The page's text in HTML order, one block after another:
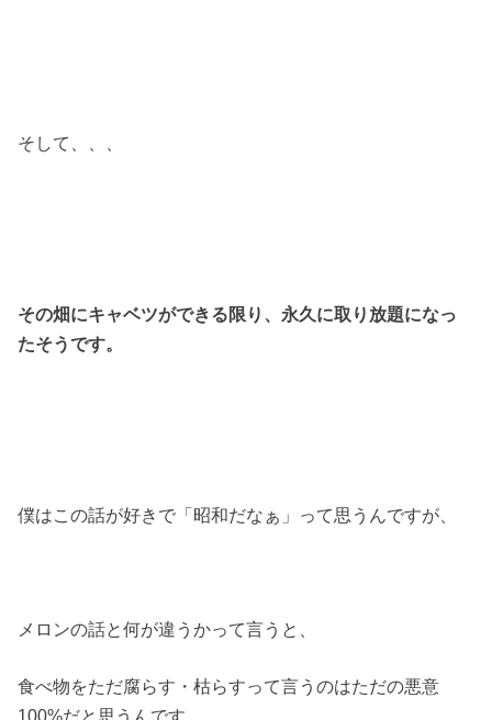
そして、、、
その畑にキャベツができる限り、永久に取り放題になっ
たそうです。
僕はこの話が好きで「昭和だなぁ」って思うんですが、
メロンの話と何が違うかって言うと、
食べ物をただ腐らす・枯らすって言うのはただの悪意